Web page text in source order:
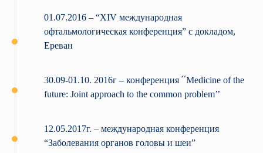
01.07.2016 – “XIV международная
офтальмологическая конференция” с докладом,
Ереван
30.09-01.10. 2016г – конференция ՛՛Medicine of the
future: Joint approach to the common problem’’
12.05.2017г. – международная конференция
“Заболевания органов головы и шеи”